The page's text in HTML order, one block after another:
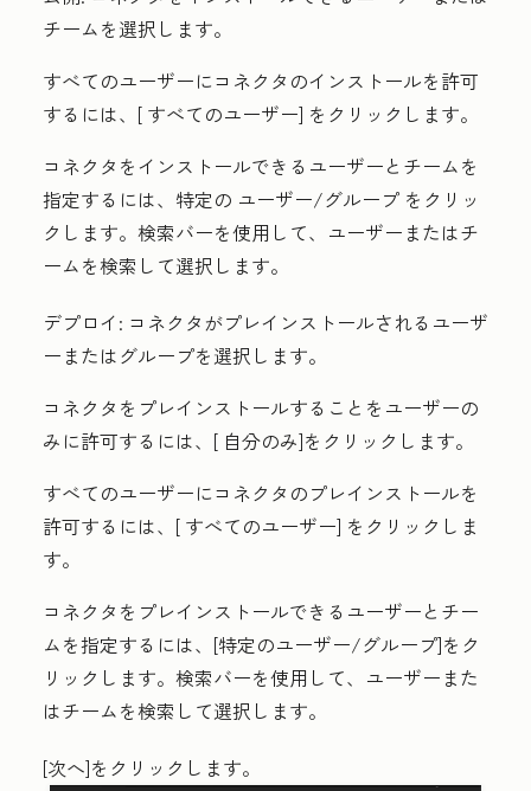
チームを選択します。
すべてのユーザーにコネクタのインストールを許可
するには、[ すべてのユーザー] をクリックします。
コネクタをインストールできるユーザーとチームを
指定するには、特定の ユーザー/グループ をクリッ
クします。 検索バーを使用して、ユーザーまたはチ
ームを検索して選択します。
デプロイ: コネクタがプレインストールされるユーザ
ーまたはグループを選択します。
コネクタをプレインストールすることをユーザーの
みに許可するには、[ 自分のみ]をクリックします。
すべてのユーザーにコネクタのプレインストールを
許可するには、[ すべてのユーザー] をクリックしま
す。
コネクタをプレインストールできるユーザーとチー
ムを指定するには、[特定のユーザー/グループ]をク
リックします。 検索バーを使用して、ユーザーまた
はチームを検索して選択します。
[次へ]をクリックします。